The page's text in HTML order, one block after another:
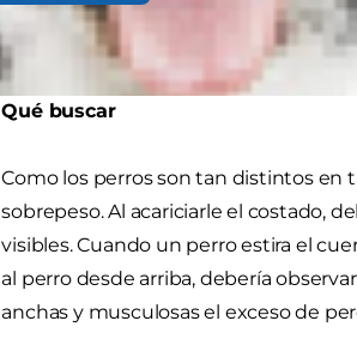
Por lo tanto, mantener a su perro
de salud.
Qué buscar
Como los perros son tan distintos en
sobrepeso. Al acariciarle el costado,
visibles. Cuando un perro estira el
al perro desde arriba, debería
anchas y musculosas el exceso de